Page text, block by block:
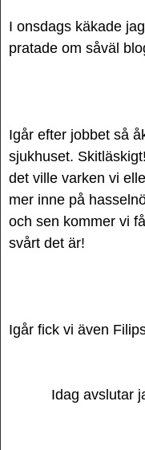
I onsdags käkade
pratade om såväl
Igår efter jobbet så
sjukhuset.
det ville varken vi
mer inne på
och sen kommer vi
svårt det är!
Igår fick vi även
Idag avslutar